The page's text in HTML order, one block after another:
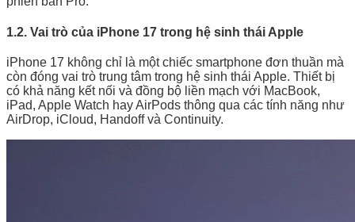
1.2. Vai trò của iPhone 17 trong hệ sinh thái Apple
iPhone 17 không chỉ là một chiếc smartphone đơn thuần mà
còn đóng vai trò trung tâm trong hệ sinh thái Apple. Thiết bị
có khả năng kết nối và đồng bộ liền mạch với MacBook,
iPad, Apple Watch hay AirPods thông qua các tính năng như
AirDrop, iCloud, Handoff và Continuity.